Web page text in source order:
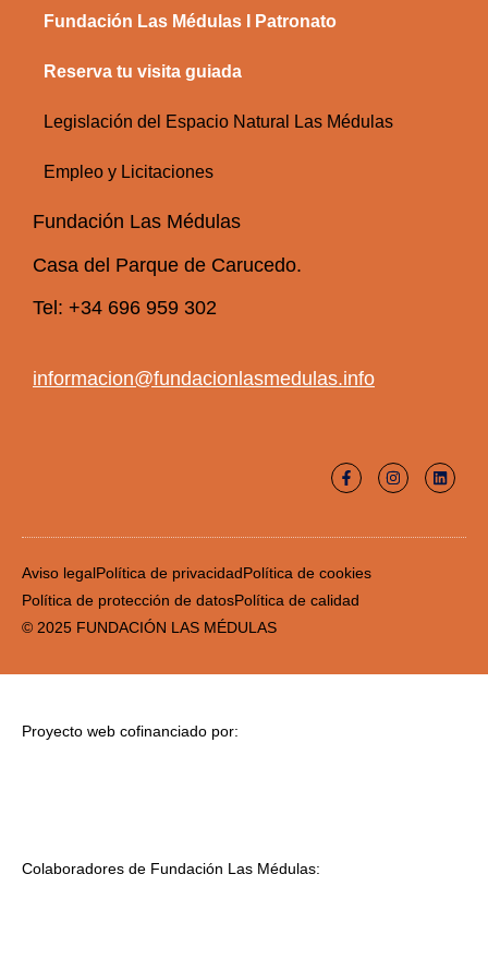
Fundación Las Médulas I Patronato
Reserva tu visita guiada
Legislación del Espacio Natural Las Médulas
Empleo y Licitaciones
Fundación Las Médulas
Casa del Parque de Carucedo.
Tel: +34 696 959 302
informacion@fundacionlasmedulas.info
Aviso legalPolítica de privacidadPolítica de cookies
Política de protección de datosPolítica de calidad
© 2025 FUNDACIÓN LAS MÉDULAS
Proyecto web cofinanciado por:
Colaboradores de Fundación Las Médulas: